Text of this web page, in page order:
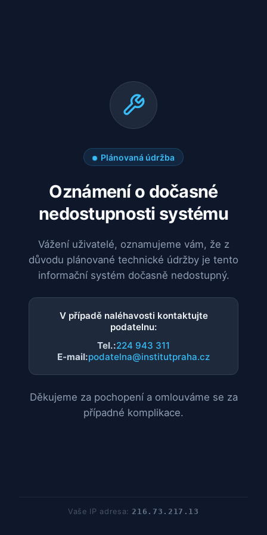
Plánovaná údržba
Oznámení o dočasné
nedostupnosti systému
Vážení uživatelé, oznamujeme vám, že z
důvodu plánované technické údržby je tento
informační systém dočasně nedostupný.
V případě naléhavosti kontaktujte
podatelnu:
Tel.:224 943 311
E-mail:podatelna@institutpraha.cz
Děkujeme za pochopení a omlouváme se za
případné komplikace.
Vaše IP adresa:216.73.217.13